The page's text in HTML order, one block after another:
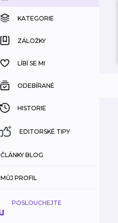
KATEGORIE
ZÁLOŽKY
HISTORIE
KATEGORIE
ZÁLOŽKY
LÍBÍ SE MI
ODEBÍRANÉ
HISTORIE
EDITORSKÉ TIPY
ČLÁNKY BLOG
MŮJ PROFIL
POSLOUCHEJTE